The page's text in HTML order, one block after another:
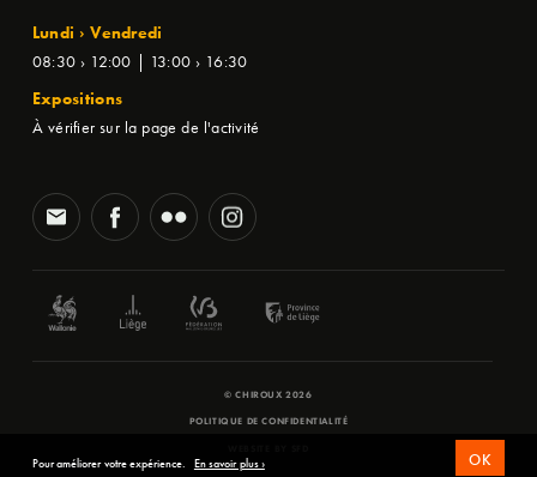
Lundi › Vendredi
08:30 › 12:00 | 13:00 › 16:30
Expositions
À vérifier sur la page de l'activité
© CHIROUX 2026
POLITIQUE DE CONFIDENTIALITÉ
Pour améliorer votre expérience. En savoir plus › OK